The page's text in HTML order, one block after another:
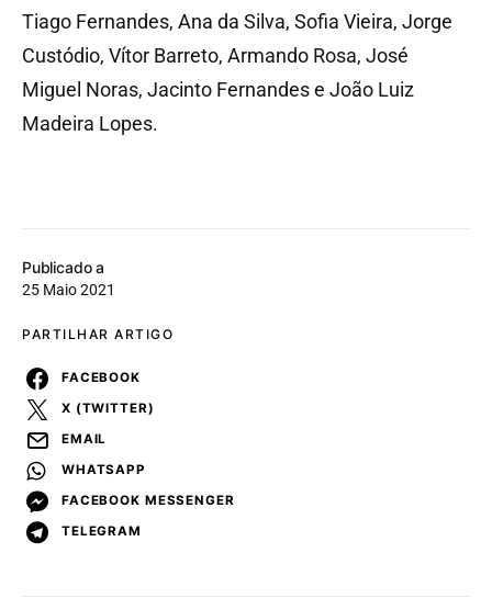
Publicado a
25 Maio 2021
PARTILHAR ARTIGO
FACEBOOK
X (TWITTER)
EMAIL
WHATSAPP
FACEBOOK MESSENGER
TELEGRAM
Tiago Fernandes, Ana da Silva, Sofia Vieira, Jorge
Custódio, Vítor Barreto, Armando Rosa, José
Miguel Noras, Jacinto Fernandes e João Luiz
Madeira Lopes.